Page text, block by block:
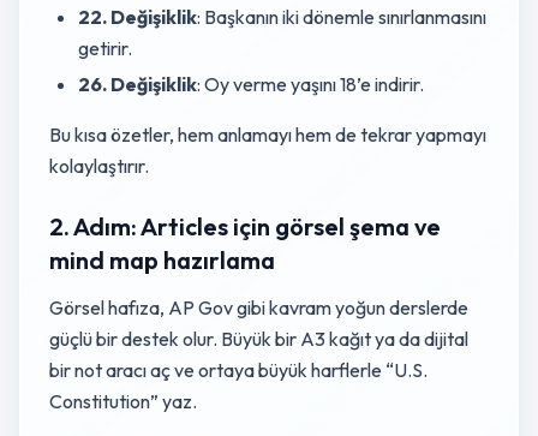
22. Değişiklik: Başkanın iki dönemle sınırlanmasını
getirir.
26. Değişiklik: Oy verme yaşını 18’e indirir.
Bu kısa özetler, hem anlamayı hem de tekrar yapmayı
kolaylaştırır.
2. Adım: Articles için görsel şema ve
mind map hazırlama
Görsel hafıza, AP Gov gibi kavram yoğun derslerde
güçlü bir destek olur. Büyük bir A3 kağıt ya da dijital
bir not aracı aç ve ortaya büyük harflerle “U.S.
Constitution” yaz.